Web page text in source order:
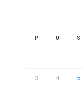
P U S
3 4 5